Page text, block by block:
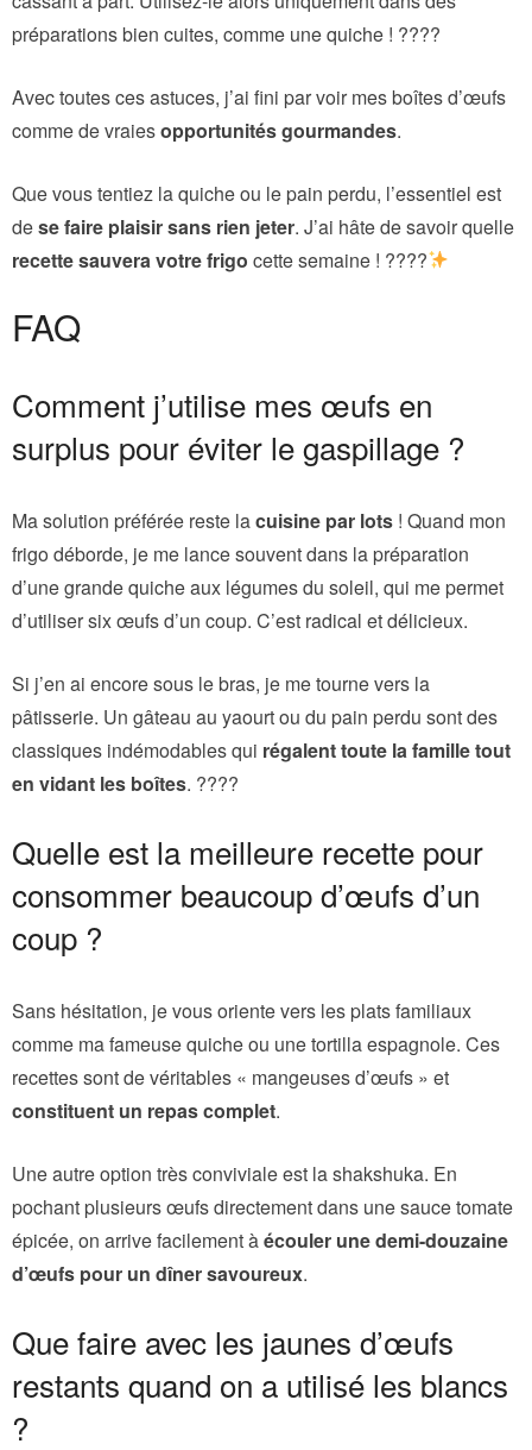
préparations bien cuites, comme une quiche ! ????
Avec toutes ces astuces, j’ai fini par voir mes boîtes d’œufs
comme de vraiesopportunités gourmandes.
Que vous tentiez la quiche ou le pain perdu, l’essentiel est
dese faire plaisir sans rien jeter. J’ai hâte de savoir quelle
recette sauvera votre frigo cette semaine ! ????
FAQ
Comment j’utilise mes œufs en
surplus pour éviter le gaspillage ?
Ma solution préférée reste lacuisine par lots ! Quand mon
frigo déborde, je me lance souvent dans la préparation
d’une grande quiche aux légumes du soleil, qui me permet
d’utiliser six œufs d’un coup. C’est radical et délicieux.
Si j’en ai encore sous le bras, je me tourne vers la
pâtisserie. Un gâteau au yaourt ou du pain perdu sont des
classiques indémodables qui régalent toute la famille tout
en vidant les boîtes. ????
Quelle est la meilleure recette pour
consommer beaucoup d’œufs d’un
coup ?
Sans hésitation, je vous oriente vers les plats familiaux
comme ma fameuse quiche ou une tortilla espagnole. Ces
recettes sont de véritables « mangeuses d’œufs » et
constituent un repas complet.
Une autre option très conviviale est la shakshuka. En
pochant plusieurs œufs directement dans une sauce tomate
épicée, on arrive facilement àécouler une demi-douzaine
d’œufs pour un dîner savoureux.
Que faire avec les jaunes d’œufs
restants quand on a utilisé les blancs
?